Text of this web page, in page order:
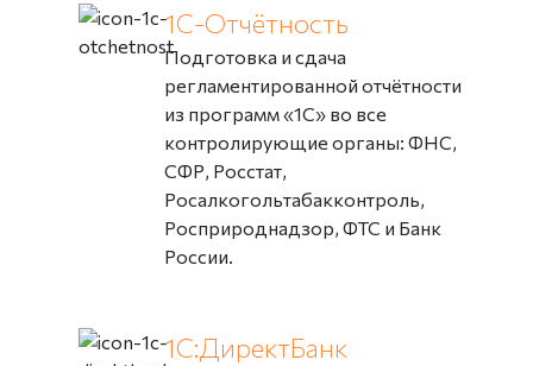
1С-Отчётность
Подготовка и сдача
регламентированной отчётности
из программ «1С» во все
контролирующие органы: ФНС,
СФР, Росстат,
Росалкогольтабакконтроль,
Росприроднадзор, ФТС и Банк
России.
1С:ДиректБанк